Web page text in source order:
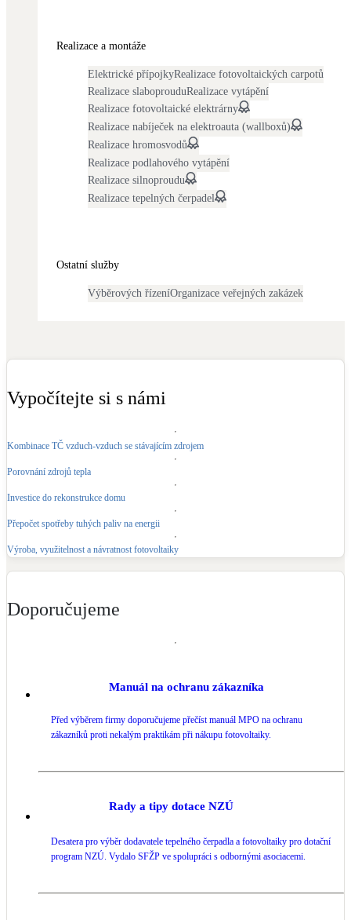
Pouze velké BESS
Novostavby
Stínicí technika
Žaluzie, markýzy, pergoly
Kamna / krby
LED osvětlení
Vegetační střechy
Větrné elektrárny
Malé i velké turbíny
Realizace a montáže
Elektrické přípojkyRealizace fotovoltaických carpotů
Realizace slaboprouduRealizace vytápění
Realizace fotovoltaické elektrárny
Realizace nabíječek na elektroauta (wallboxů)
Realizace hromosvodů
Realizace podlahového vytápění
Realizace silnoproudu
Realizace tepelných čerpadel
Ostatní služby
Výběrových řízeníOrganizace veřejných zakázek
Vypočítejte si s námi
Kombinace TČ vzduch-vzduch se stávajícím zdrojem
Porovnání zdrojů tepla
Investice do rekonstrukce domu
Přepočet spotřeby tuhých paliv na energii
Výroba, využitelnost a návratnost fotovoltaiky
Doporučujeme
Manuál na ochranu zákazníka
Před výběrem firmy doporučujeme přečíst manuál MPO na ochranu
zákazníků proti nekalým praktikám při nákupu fotovoltaiky.
Rady a tipy dotace NZÚ
Desatera pro výběr dodavatele tepelného čerpadla a fotovoltaiky pro dotační
program NZÚ. Vydalo SFŽP ve spolupráci s odbornými asociacemi.